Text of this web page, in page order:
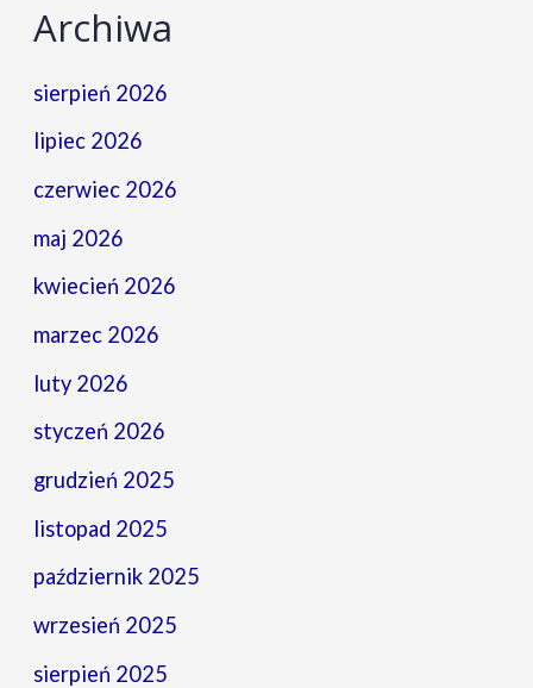
Archiwa
sierpień 2026
lipiec 2026
czerwiec 2026
maj 2026
kwiecień 2026
marzec 2026
luty 2026
styczeń 2026
grudzień 2025
listopad 2025
październik 2025
wrzesień 2025
sierpień 2025